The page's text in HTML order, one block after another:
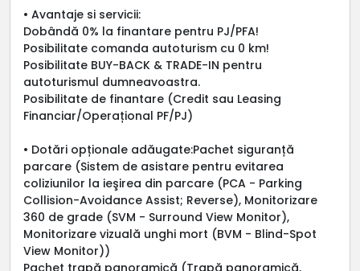
• Avantaje si servicii:
Dobândă 0% la finantare pentru PJ/PFA!
Posibilitate comanda autoturism cu 0 km!
Posibilitate BUY-BACK & TRADE-IN pentru
autoturismul dumneavoastra.
Posibilitate de finantare (Credit sau Leasing
Financiar/Operațional PF/PJ)
• Dotări opționale adăugate:Pachet siguranță
parcare (Sistem de asistare pentru evitarea
coliziunilor la ieşirea din parcare (PCA - Parking
Collision-Avoidance Assist; Reverse), Monitorizare
360 de grade (SVM - Surround View Monitor),
Monitorizare vizuală unghi mort (BVM - Blind-Spot
View Monitor))
Pachet trapă panoramică (Trapă panoramică,